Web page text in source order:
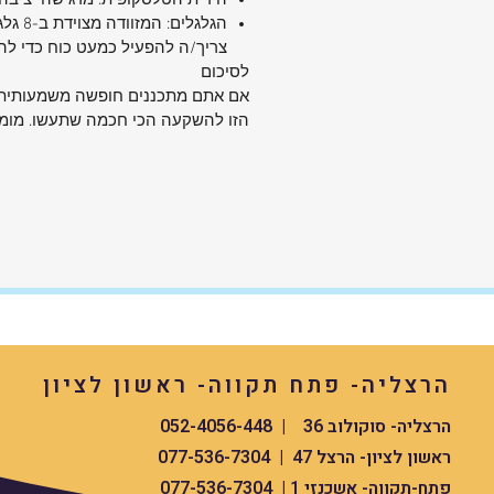
ליטר שמתאימה יותר לטיולים ארוכים
טיול לתאילנד או לארצות הברית
Gemini said
✈️ שילוב מנצח של גודל מקסימלי
שלה.
💼 מפרט טכני עשיר לנוחות וביטחון:
לנסיעה חלקה, שקטה וללא מאמץ.
צריך/ה להפעיל כמעט כוח כדי
לסיכום
אם אתם מתכננים חופשה משמעותית
הזו להשקעה הכי חכמה שתעשו.
הרצליה- פתח תקווה- ראשון לציון
הרצליה- סוקולוב 36 | 052-4056-448
ראשון לציון- הרצל 47 | 077-536-7304
פתח-תקווה- אשכנזי 1 | 077-536-7304